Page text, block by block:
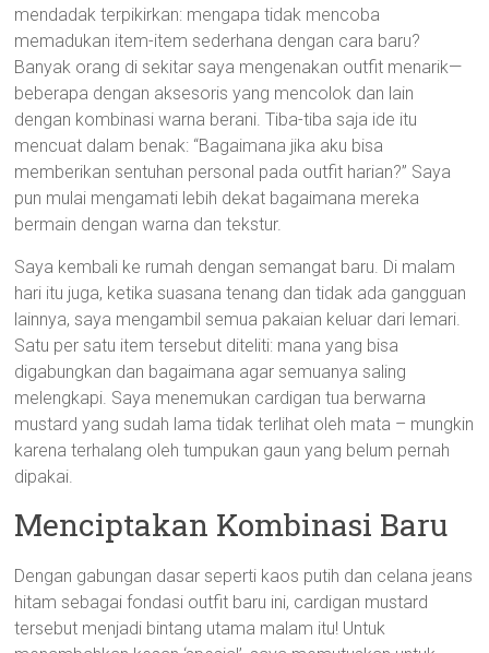
mendadak terpikirkan: mengapa tidak mencoba
memadukan item-item sederhana dengan cara baru?
Banyak orang di sekitar saya mengenakan outfit menarik—
beberapa dengan aksesoris yang mencolok dan lain
dengan kombinasi warna berani. Tiba-tiba saja ide itu
mencuat dalam benak: “Bagaimana jika aku bisa
memberikan sentuhan personal pada outfit harian?” Saya
pun mulai mengamati lebih dekat bagaimana mereka
bermain dengan warna dan tekstur.
Saya kembali ke rumah dengan semangat baru. Di malam
hari itu juga, ketika suasana tenang dan tidak ada gangguan
lainnya, saya mengambil semua pakaian keluar dari lemari.
Satu per satu item tersebut diteliti: mana yang bisa
digabungkan dan bagaimana agar semuanya saling
melengkapi. Saya menemukan cardigan tua berwarna
mustard yang sudah lama tidak terlihat oleh mata – mungkin
karena terhalang oleh tumpukan gaun yang belum pernah
dipakai.
Menciptakan Kombinasi Baru
Dengan gabungan dasar seperti kaos putih dan celana jeans
hitam sebagai fondasi outfit baru ini, cardigan mustard
tersebut menjadi bintang utama malam itu! Untuk